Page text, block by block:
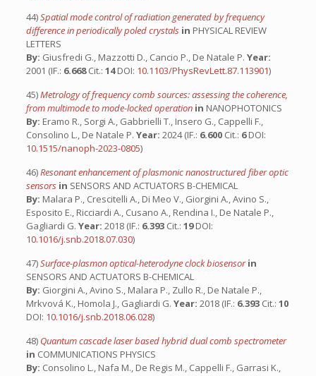
44)Spatial mode control of radiation generated by frequency
difference in periodically poled crystals in PHYSICAL REVIEW
LETTERS
By: Giusfredi G., Mazzotti D., Cancio P., De Natale P. Year:
2001 (IF.: 6.668Cit.: 14DOI: 10.1103/PhysRevLett.87.113901)
45)Metrology of frequency comb sources: assessing the coherence,
from multimode to mode-locked operation in NANOPHOTONICS
By: Eramo R., Sorgi A., Gabbrielli T., Insero G., Cappelli F.,
Consolino L., De Natale P. Year: 2024 (IF.: 6.600 Cit.: 6DOI:
10.1515/nanoph-2023-0805)
46)Resonant enhancement of plasmonic nanostructured fiber optic
sensors in SENSORS AND ACTUATORS B-CHEMICAL
By: Malara P., Crescitelli A., Di Meo V., Giorgini A., Avino S.,
Esposito E., Ricciardi A., Cusano A., Rendina I., De Natale P.,
Gagliardi G. Year: 2018 (IF.: 6.393 Cit.: 19DOI:
10.1016/j.snb.2018.07.030)
47)Surface-plasmon optical-heterodyne clock biosensorin
SENSORS AND ACTUATORS B-CHEMICAL
By: Giorgini A., Avino S., Malara P., Zullo R., De Natale P.,
Mrkvová K., Homola J., Gagliardi G. Year: 2018 (IF.: 6.393 Cit.: 10
DOI: 10.1016/j.snb.2018.06.028)
48) Quantum cascade laser based hybrid dual comb spectrometer
in COMMUNICATIONS PHYSICS
By: Consolino L., Nafa M., De Regis M., Cappelli F., Garrasi K.,